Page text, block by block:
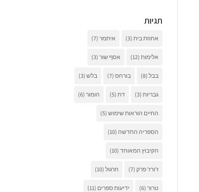
תגיות
אחוזת בית (3) איתמר (7)
אלימות (12) אסף שור (3)
בבל (8) בורחס (7) בלש (3)
גבריות (3) דת (5) הומור (6)
החיים הוראות שימוש (5)
הספריה החדשה (10)
הקיבוץ המאוחד (10)
ז'ורז' פרק (7) חרגול (10)
טרור (6) ידיעות ספרים (11)